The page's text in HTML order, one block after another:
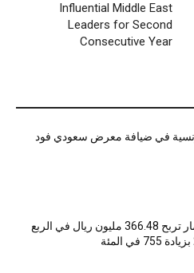
Influential Middle East
Leaders for Second
Consecutive Year
في ضيافة معرض سعودي فود
أيان للاستثمار تربح 366.48 مليون ريال في الربع